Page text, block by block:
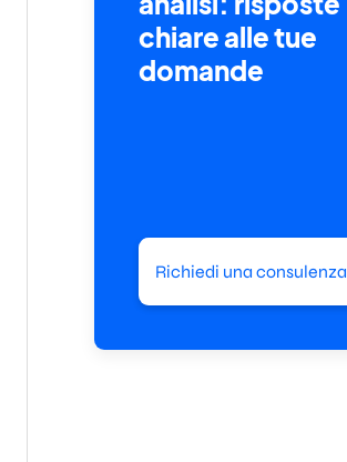
chiare alle tue
domande
Richiedi una consulenza